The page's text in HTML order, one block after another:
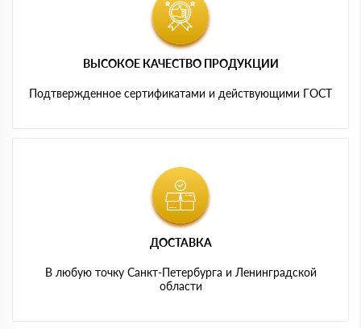
ВЫСОКОЕ КАЧЕСТВО ПРОДУКЦИИ
Подтвержденное сертификатами и действующими ГОСТ
ДОСТАВКА
В любую точку Санкт-Петербурга и Ленинградской
области